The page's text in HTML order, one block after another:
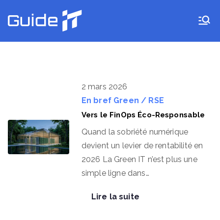
au
2 mars 2026
En bref Green / RSE
Vers le FinOps Éco-Responsable
Quand la sobriété numérique
devient un levier de rentabilité en
2026 La Green IT n’est plus une
simple ligne dans…
Lire la suite